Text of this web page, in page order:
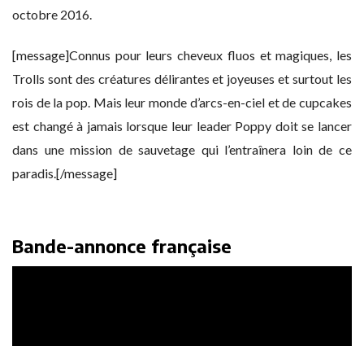
octobre 2016.
[message]Connus pour leurs cheveux fluos et magiques, les
Trolls sont des créatures délirantes et joyeuses et surtout les
rois de la pop. Mais leur monde d’arcs-en-ciel et de cupcakes
est changé à jamais lorsque leur leader Poppy doit se lancer
dans une mission de sauvetage qui l’entraînera loin de ce
paradis.[/message]
Bande-annonce française